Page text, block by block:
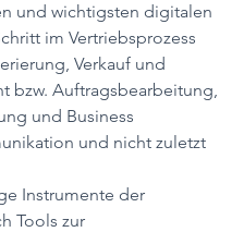
und wichtigsten digitalen
im Vertriebsprozess
Verkauf und
bzw. Auftragsbearbeitung,
und Business
und nicht zuletzt
Instrumente der
Tools zur